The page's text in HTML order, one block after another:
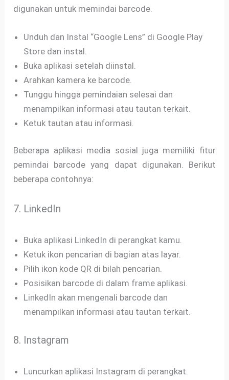
digunakan untuk memindai barcode.
Unduh dan Instal “Google Lens” di Google Play
Store dan instal.
Buka aplikasi setelah diinstal.
Arahkan kamera ke barcode.
Tunggu hingga pemindaian selesai dan
menampilkan informasi atau tautan terkait.
Ketuk tautan atau informasi.
Beberapa aplikasi media sosial juga memiliki fitur
pemindai barcode yang dapat digunakan. Berikut
beberapa contohnya:
7. LinkedIn
Buka aplikasi LinkedIn di perangkat kamu.
Ketuk ikon pencarian di bagian atas layar.
Pilih ikon kode QR di bilah pencarian.
Posisikan barcode di dalam frame aplikasi.
LinkedIn akan mengenali barcode dan
menampilkan informasi atau tautan terkait.
8. Instagram
Luncurkan aplikasi Instagram di perangkat.